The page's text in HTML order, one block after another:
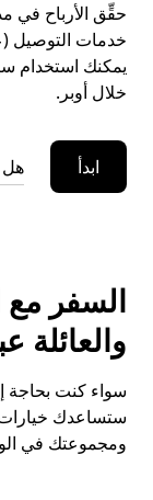
خدمات التوصيل
يمكنك استخدام
خلال أوبر.
ابدأ هل
السفر مع
والعائلة
سواء كنت بحاجة
ومجموعتك في